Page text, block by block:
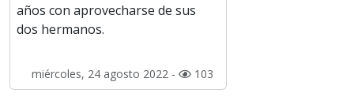
años con aprovecharse de sus
dos hermanos.
miércoles, 24 agosto 2022 - 103